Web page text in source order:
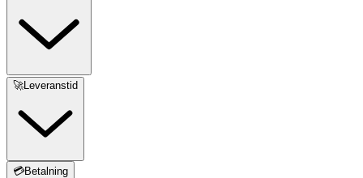
🚀Leveranstid
💳Betalning